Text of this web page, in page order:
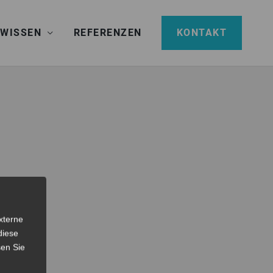
REFERENZEN KONTAKT
Sie